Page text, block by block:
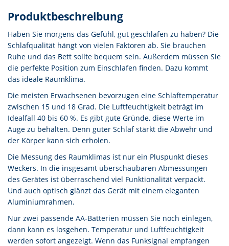
Produktbeschreibung
Haben Sie morgens das Gefühl, gut geschlafen zu haben? Die
Schlafqualität hängt von vielen Faktoren ab. Sie brauchen
Ruhe und das Bett sollte bequem sein. Außerdem müssen Sie
die perfekte Position zum Einschlafen finden. Dazu kommt
das ideale Raumklima.
Die meisten Erwachsenen bevorzugen eine Schlaftemperatur
zwischen 15 und 18 Grad. Die Luftfeuchtigkeit beträgt im
Idealfall 40 bis 60 %. Es gibt gute Gründe, diese Werte im
Auge zu behalten. Denn guter Schlaf stärkt die Abwehr und
der Körper kann sich erholen.
Die Messung des Raumklimas ist nur ein Pluspunkt dieses
Weckers. In die insgesamt überschaubaren Abmessungen
des Gerätes ist überraschend viel Funktionalität verpackt.
Und auch optisch glänzt das Gerät mit einem eleganten
Aluminiumrahmen.
Nur zwei passende AA-Batterien müssen Sie noch einlegen,
dann kann es losgehen. Temperatur und Luftfeuchtigkeit
werden sofort angezeigt. Wenn das Funksignal empfangen